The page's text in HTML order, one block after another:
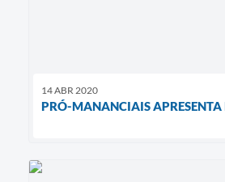
14 ABR 2020
PRÓ-MANANCIAIS APRESENTA